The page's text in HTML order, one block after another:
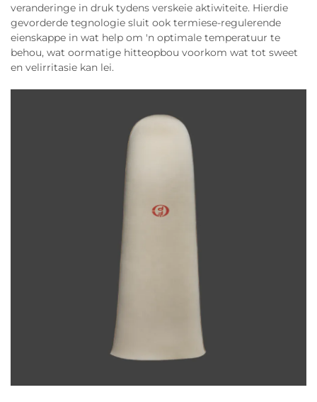
veranderinge in druk tydens verskeie aktiwiteite. Hierdie
gevorderde tegnologie sluit ook termiese-regulerende
eienskappe in wat help om 'n optimale temperatuur te
behou, wat oormatige hitteopbou voorkom wat tot sweet
en velirritasie kan lei.